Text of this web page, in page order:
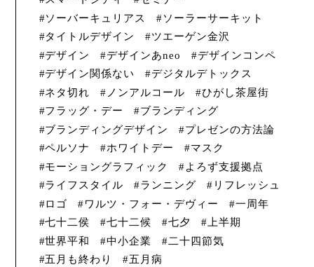
ソーバーキュリアス
ソーラーサーキット
タイトルデザイン
ツエーゲン金沢
デザイン
デザインあneo
デザインコンペ
デザイン関係ない
デジタルデトックス
ネタ切れ
ノンアルコール
ひがし茶屋街
フラッグ・デー
ブランディング
ブランディングデザイン
プレゼンの方法論
ペルソナ
ホワイトデー
マスク
モーショングラフィック
よろず支援拠点
ライフスタイル
ランニング
リフレッシュ
ロゴ
ワルツ・フォー・デヴィー
一周年
七十二侯
七十二候 七夕
上半期
世界平和
中小企業
二十四節気
五月も終わり
五月病